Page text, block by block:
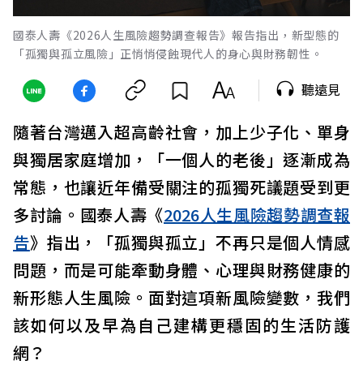
國泰人壽《2026人生風險趨勢調查報告》報告指出，新型態的
「孤獨與孤立風險」正悄悄侵蝕現代人的身心與財務韌性。
聽遠見
隨著台灣邁入超高齡社會，加上少子化、單身
與獨居家庭增加，「一個人的老後」逐漸成為
常態，也讓近年備受關注的孤獨死議題受到更
多討論。國泰人壽《2026人生風險趨勢調查報
告》指出，「孤獨與孤立」不再只是個人情感
問題，而是可能牽動身體、心理與財務健康的
新形態人生風險。面對這項新風險變數，我們
該如何以及早為自己建構更穩固的生活防護
網？